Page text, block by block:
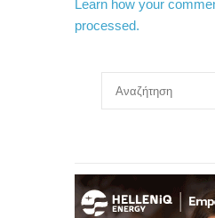
Learn how your
processed.